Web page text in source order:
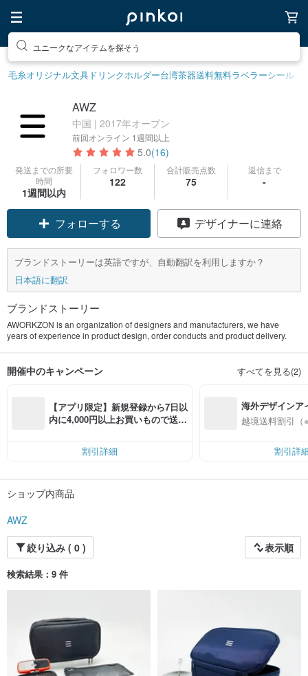
ユニークなアイテムを探そう
毛糸オリジナル文具 ドリンクホルダー台湾茶器送料無料ラベラーシール
AWZ
中国 | 2017年オープン
前回オンライン 1週間以上
5.0(16)
発送までの所要
時間
1週間以内
フォロワー数
122
合計販売点数
75
返信まで
-
クーポン取得
フォローする
デザイナーに連絡
ブランドストーリーは英語ですが、自動翻訳を利用しますか？
日本語に翻訳
ブランドストーリー
AWORKZON is an organization of designers and manufacturers, we have
years of experience in product design, order conducts and product delivery.
開催中のキャンペーン すべてを見る(2)
【アプリ限定】新規登録から7日以
内に4,000円以上お買いもので送料
割引詳細
海外デザインア
入
越境送料割引（
割引詳
ショップ内商品
AWZ
絞り込み ( 0 )
表示順
検索結果：9 件